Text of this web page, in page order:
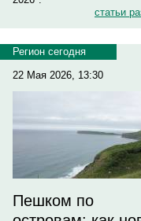
статьи
Регион сегодня
22 Мая 2026, 13:30
Пешком по